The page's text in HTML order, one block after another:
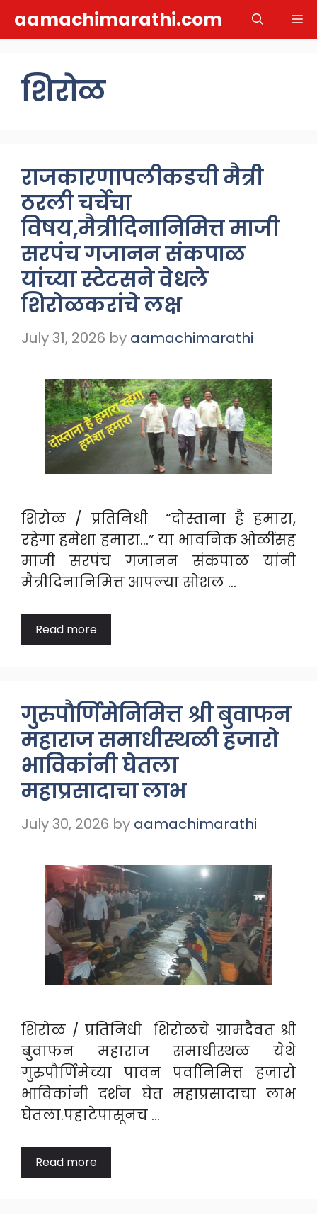
aamachimarathi.com
शिरोळ
राजकारणापलीकडची मैत्री
ठरली चर्चेचा
विषय,मैत्रीदिनानिमित्त माजी
सरपंच गजानन संकपाळ
यांच्या स्टेटसने वेधले
शिरोळकरांचे लक्ष
July 31, 2026 by aamachimarathi
शिरोळ / प्रतिनिधी “दोस्ताना है हमारा,
रहेगा हमेशा हमारा…” या भावनिक ओळींसह
माजी सरपंच गजानन संकपाळ यांनी
मैत्रीदिनानिमित्त आपल्या सोशल …
Read more
गुरुपौर्णिमेनिमित्त श्री बुवाफन
महाराज समाधीस्थळी हजारो
भाविकांनी घेतला
महाप्रसादाचा लाभ
July 30, 2026 by aamachimarathi
शिरोळ / प्रतिनिधी शिरोळचे ग्रामदैवत श्री
बुवाफन महाराज समाधीस्थळ येथे
गुरुपौर्णिमेच्या पावन पर्वानिमित्त हजारो
भाविकांनी दर्शन घेत महाप्रसादाचा लाभ
घेतला.पहाटेपासूनच …
Read more